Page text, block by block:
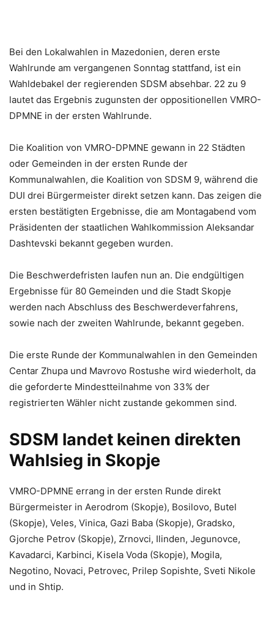
Bei den Lokalwahlen in Mazedonien, deren erste
Wahlrunde am vergangenen Sonntag stattfand, ist ein
Wahldebakel der regierenden SDSM absehbar. 22 zu 9
lautet das Ergebnis zugunsten der oppositionellen VMRO-
DPMNE in der ersten Wahlrunde.
Die Koalition von VMRO-DPMNE gewann in 22 Städten
oder Gemeinden in der ersten Runde der
Kommunalwahlen, die Koalition von SDSM 9, während die
DUI drei Bürgermeister direkt setzen kann. Das zeigen die
ersten bestätigten Ergebnisse, die am Montagabend vom
Präsidenten der staatlichen Wahlkommission Aleksandar
Dashtevski bekannt gegeben wurden.
Die Beschwerdefristen laufen nun an. Die endgültigen
Ergebnisse für 80 Gemeinden und die Stadt Skopje
werden nach Abschluss des Beschwerdeverfahrens,
sowie nach der zweiten Wahlrunde, bekannt gegeben.
Die erste Runde der Kommunalwahlen in den Gemeinden
Centar Zhupa und Mavrovo Rostushe wird wiederholt, da
die geforderte Mindestteilnahme von 33% der
registrierten Wähler nicht zustande gekommen sind.
SDSM landet keinen direkten
Wahlsieg in Skopje
VMRO-DPMNE errang in der ersten Runde direkt
Bürgermeister in Aerodrom (Skopje), Bosilovo, Butel
(Skopje), Veles, Vinica, Gazi Baba (Skopje), Gradsko,
Gjorche Petrov (Skopje), Zrnovci, Ilinden, Jegunovce,
Kavadarci, Karbinci, Kisela Voda (Skopje), Mogila,
Negotino, Novaci, Petrovec, Prilep Sopishte, Sveti Nikole
und in Shtip.